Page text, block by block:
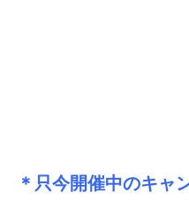
＊只今開催中のキャ